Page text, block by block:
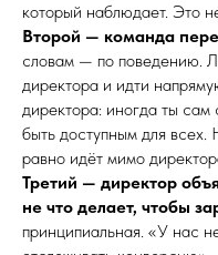
который наблюдает. Это
Второй — команда
словам — по поведению.
директора и идти
директора: иногда ты сам
быть доступным для всех.
равно идёт мимо
Третий — директор
не что делает, чтобы
принципиальная. «У нас